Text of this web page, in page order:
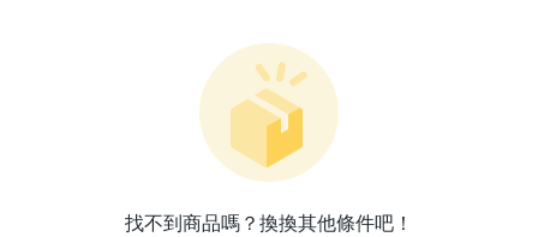
找不到商品嗎？換換其他條件吧！